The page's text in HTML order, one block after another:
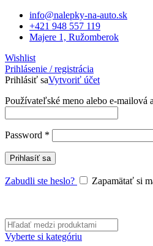
info@nalepky-na-auto.sk
+421 948 557 119
Majere 1, Ružomberok
Wishlist
Prihlásenie / registrácia
Prihlásiť saVytvoriť účet
Používateľské meno alebo e-mailová
Password *
Prihlasíť sa
Zabudli ste heslo? Zapamätať si
Vyberte si kategóriu